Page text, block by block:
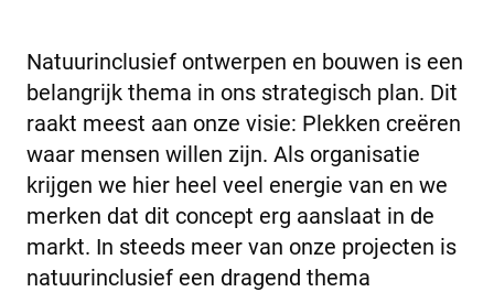
Natuurinclusief ontwerpen en bouwen is een
belangrijk thema in ons strategisch plan. Dit
raakt meest aan onze visie: Plekken creëren
waar mensen willen zijn. Als organisatie
krijgen we hier heel veel energie van en we
merken dat dit concept erg aanslaat in de
markt. In steeds meer van onze projecten is
natuurinclusief een dragend thema